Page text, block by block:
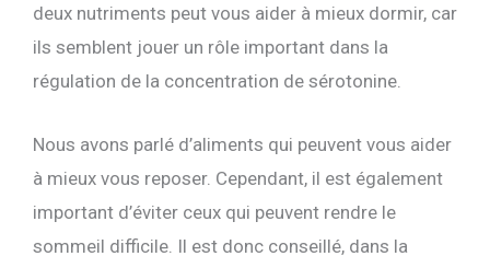
deux nutriments peut vous aider à mieux dormir, car
ils semblent jouer un rôle important dans la
régulation de la concentration de sérotonine.
Nous avons parlé d’aliments qui peuvent vous aider
à mieux vous reposer. Cependant, il est également
important d’éviter ceux qui peuvent rendre le
sommeil difficile. Il est donc conseillé, dans la